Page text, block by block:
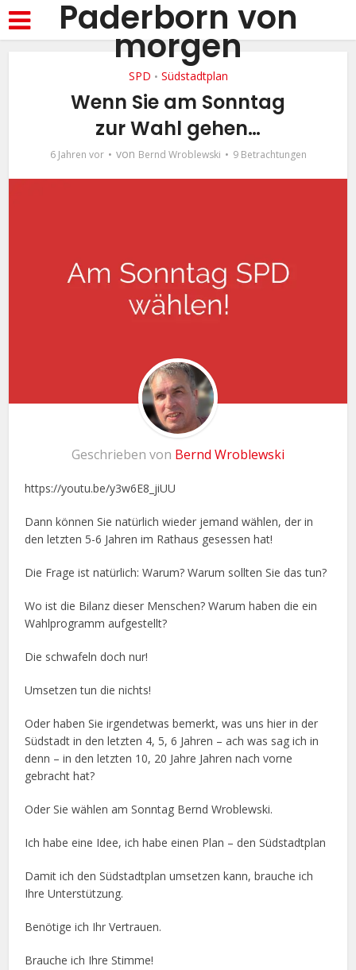
Paderborn von
morgen
SPD • Südstadtplan
Wenn Sie am Sonntag
zur Wahl gehen…
6 Jahren vor von Bernd Wroblewski 9 Betrachtungen
Geschrieben von Bernd Wroblewski
https://youtu.be/y3w6E8_jiUU
Dann können Sie natürlich wieder jemand wählen, der in
den letzten 5-6 Jahren im Rathaus gesessen hat!
Die Frage ist natürlich: Warum? Warum sollten Sie das tun?
Wo ist die Bilanz dieser Menschen? Warum haben die ein
Wahlprogramm aufgestellt?
Die schwafeln doch nur!
Umsetzen tun die nichts!
Oder haben Sie irgendetwas bemerkt, was uns hier in der
Südstadt in den letzten 4, 5, 6 Jahren – ach was sag ich in
denn – in den letzten 10, 20 Jahre Jahren nach vorne
gebracht hat?
Oder Sie wählen am Sonntag Bernd Wroblewski.
Ich habe eine Idee, ich habe einen Plan – den Südstadtplan
Damit ich den Südstadtplan umsetzen kann, brauche ich
Ihre Unterstützung.
Benötige ich Ihr Vertrauen.
Brauche ich Ihre Stimme!